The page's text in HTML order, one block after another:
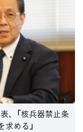
、「核兵器禁止条
める」